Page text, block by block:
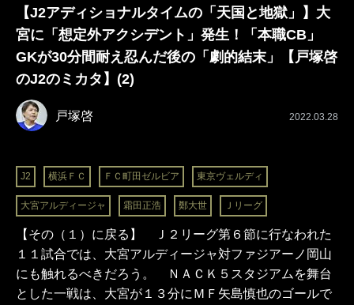
【J2アディショナルタイムの「天国と地獄」】大
宮に「想定外アクシデント」発生！「本職CB」
GKが30分間耐え忍んだ後の「劇的結末」【戸塚啓
のJ2のミカタ】(2)
戸塚啓 2022.03.28
J2 横浜ＦＣ ＦＣ町田ゼルビア 東京ヴェルディ
大宮アルディージャ 霜田正浩 鄭大世 Ｊリーグ
【その（１）に戻る】 Ｊ２リーグ第６節に行なわれた
１１試合では、大宮アルディージャ対ファジアーノ岡山
にも触れるべきだろう。 ＮＡＣＫ５スタジアムを舞台
とした一戦は、大宮が１３分にＭＦ矢島慎也のゴールで